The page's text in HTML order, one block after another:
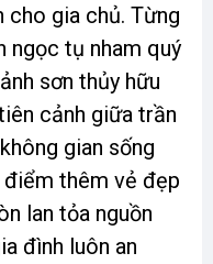
cho gia chủ. Từng
ngọc tụ nham quý
sơn thủy hữu
cảnh giữa trần
gian sống
thêm vẻ đẹp
lan tỏa nguồn
đình luôn an